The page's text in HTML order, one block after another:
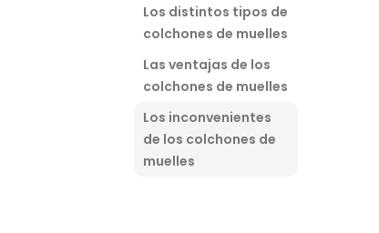
Los distintos tipos de
colchones de muelles
Las ventajas de los
colchones de muelles
Los inconvenientes
de los colchones de
muelles